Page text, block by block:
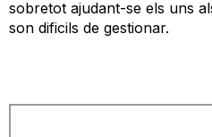
sobretot ajudant-se els uns
son dificils de gestionar.